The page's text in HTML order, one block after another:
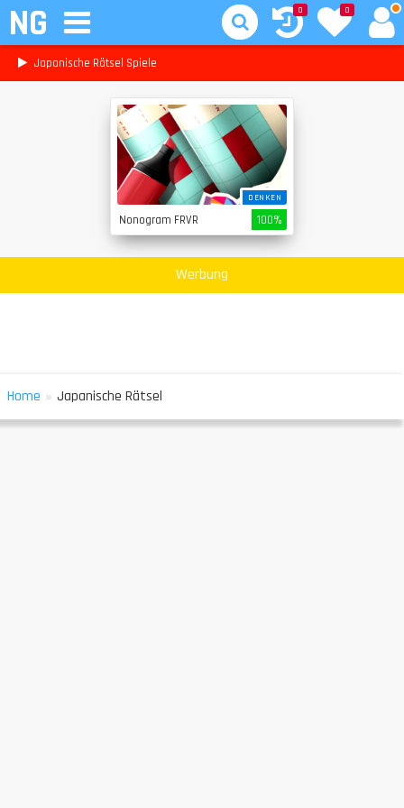
NG 0
0
Japanische Rätsel Spiele
DENKEN
Nonogram FRVR 100%
Werbung
Home » Japanische Rätsel